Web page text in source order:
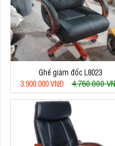
Ghế giám đốc L8023
3.900.000 VNĐ
4.760.000